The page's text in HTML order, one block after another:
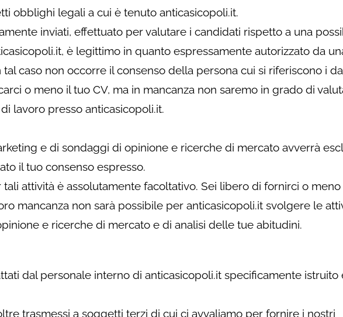
obblighi legali a cui è tenuto anticasicopoli.it.
inviati, effettuato per valutare i candidati rispetto a una
è legittimo in quanto espressamente autorizzato da
caso non occorre il consenso della persona cui si riferiscono i
o meno il tuo CV, ma in mancanza non saremo in grado di
lavoro presso anticasicopoli.it.
e di sondaggi di opinione e ricerche di mercato avverrà
il tuo consenso espresso.
attività è assolutamente facoltativo. Sei libero di fornirci o meno
mancanza non sarà possibile per anticasicopoli.it svolgere le
e ricerche di mercato e di analisi delle tue abitudini.
dal personale interno di anticasicopoli.it specificamente istruito
trasmessi a soggetti terzi di cui ci avvaliamo per fornire i nostri